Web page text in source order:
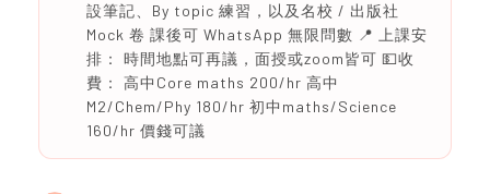
設筆記、By topic 練習，以及名校 / 出版社
Mock 卷 課後可 WhatsApp 無限問數 📍 上課安
排： 時間地點可再議，面授或zoom皆可 💵收
費： 高中Core maths 200/hr 高中
M2/Chem/Phy 180/hr 初中maths/Science
160/hr 價錢可議